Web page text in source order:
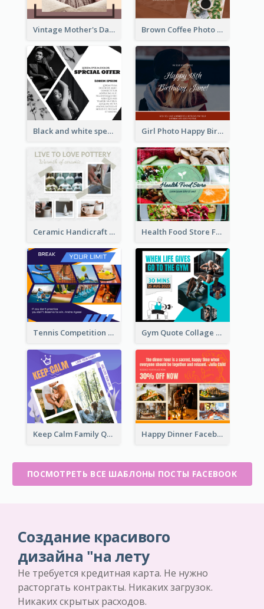
Vintage Mother's Day Special Offer Facebook Post Design Brown Coffee Photo Coffee Shop Facebook Post
Black and white special offer Facebook Post Girl Photo Happy Birthday Facebook Post
Ceramic Handicraft Workshop Facebook Post Health Food Store Facebook Post
Tennis Competition Collage Facebook Post Gym Quote Collage Facebook Post
Keep Calm Family Quote Facebook Post Happy Dinner Facebook Post
ПОСМОТРЕТЬ ВСЕ ШАБЛОНЫ ПОСТЫ FACEBOOK
Создание красивого
дизайна "на лету
Не требуется кредитная карта. Не нужно
расторгать контракты. Никаких загрузок.
Никаких скрытых расходов.